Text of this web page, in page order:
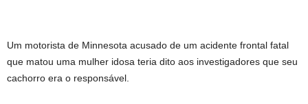
Um motorista de Minnesota acusado de um acidente frontal fatal
que matou uma mulher idosa teria dito aos investigadores que seu
cachorro era o responsável.